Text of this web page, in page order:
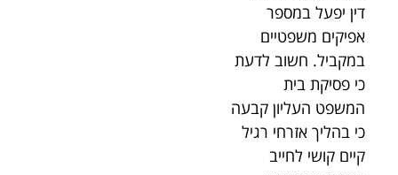
דין יפעל במספר
אפיקים משפטיים
במקביל. חשוב לדעת
כי פסיקת בית
המשפט העליון קבעה
כי בהליך אזרחי רגיל
קיים קושי לחייב